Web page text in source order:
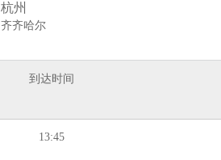
杭州
齐齐哈尔
到达时间
13:45